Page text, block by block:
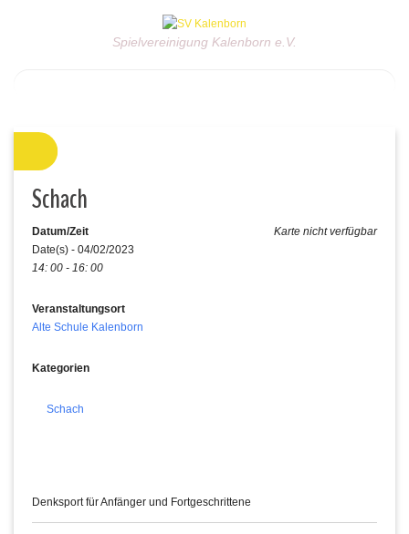
Spielvereinigung Kalenborn e.V.
Schach
Karte nicht verfügbar
Datum/Zeit
Date(s) - 04/02/2023
14: 00 - 16: 00
Veranstaltungsort
Alte Schule Kalenborn
Kategorien
Schach
Denksport für Anfänger und Fortgeschrittene